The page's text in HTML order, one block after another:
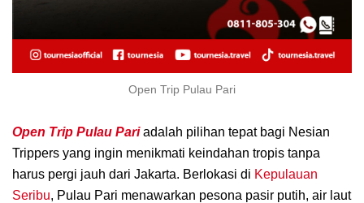
Open Trip Pulau Pari
Open Trip Pulau Pariadalah pilihan tepat bagi Nesian
Trippers yang ingin menikmati keindahan tropis tanpa
harus pergi jauh dari Jakarta. Berlokasi di Kepulauan
Seribu, Pulau Pari menawarkan pesona pasir putih, air laut